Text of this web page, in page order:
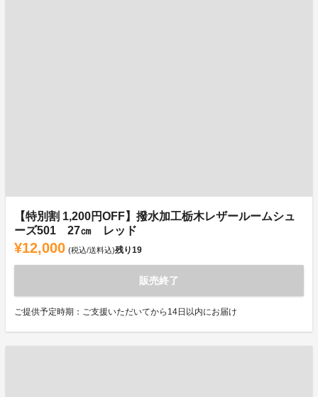
【特別割 1,200円OFF】撥水加工栃木レザールームシュ
ーズ501 27㎝ レッド
¥12,000 (税込/送料込)残り19
販売終了
ご提供予定時期：ご支援いただいてから14日以内にお届け